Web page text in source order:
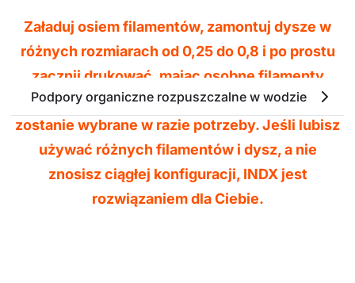
Podpory organiczne rozpuszczalne w wodzie lub
Załaduj osiem filamentów, zamontuj dysze w
różnych rozmiarach od 0,25 do 0,8 i po prostu
zacznij drukować, mając osobne filamenty
załadowane do dysz. Odpowiednie narzędzie
zostanie wybrane w razie potrzeby. Jeśli lubisz
używać różnych filamentów i dysz, a nie
znosisz ciągłej konfiguracji, INDX jest
rozwiązaniem dla Ciebie.